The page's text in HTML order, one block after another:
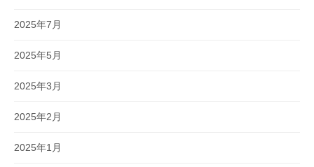
2025年7月
2025年5月
2025年3月
2025年2月
2025年1月